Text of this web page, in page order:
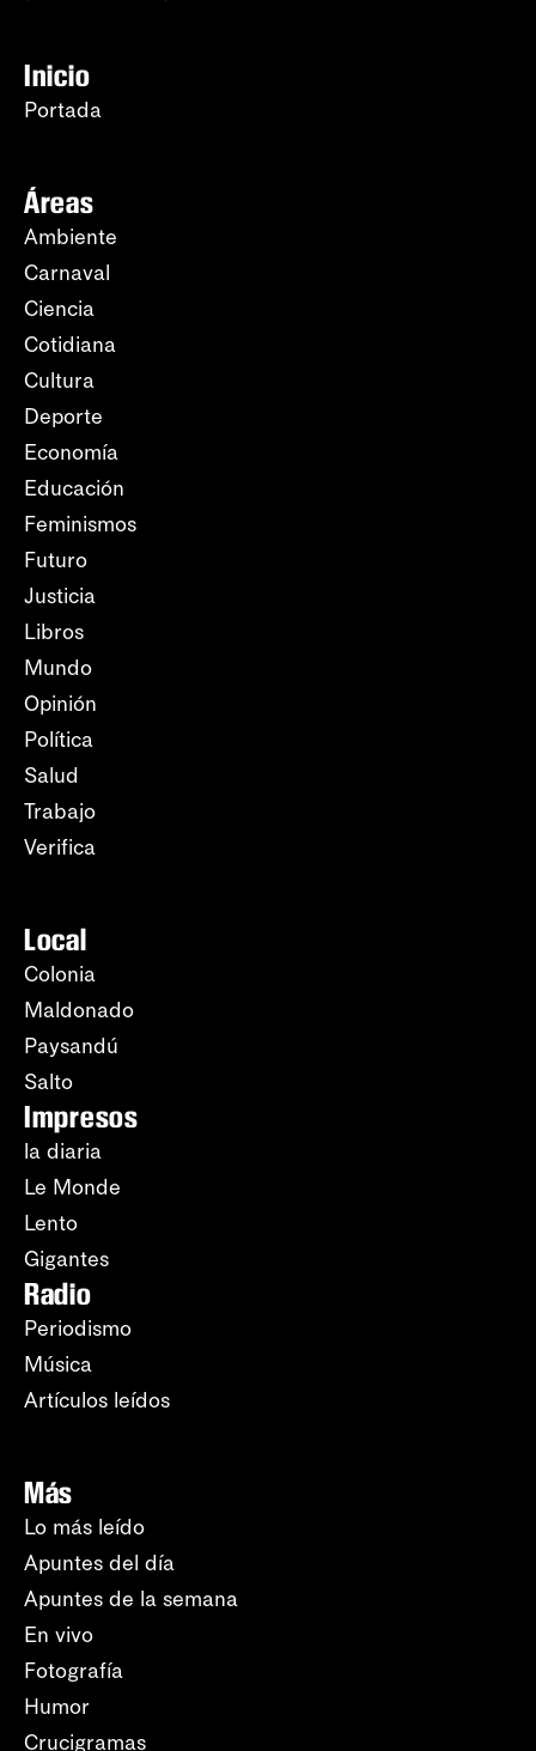
Inicio
Portada
Áreas
Ambiente
Carnaval
Ciencia
Cotidiana
Cultura
Deporte
Economía
Educación
Feminismos
Futuro
Justicia
Libros
Mundo
Opinión
Política
Salud
Trabajo
Verifica
Local
Colonia
Maldonado
Paysandú
Salto
Impresos
la diaria
Le Monde
Lento
Gigantes
Radio
Periodismo
Música
Artículos leídos
Más
Lo más leído
Apuntes del día
Apuntes de la semana
En vivo
Fotografía
Humor
Crucigramas